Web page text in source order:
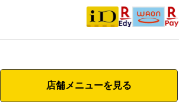
店舗メニューを見る